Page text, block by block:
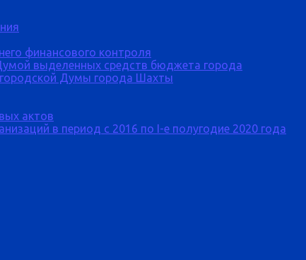
финансового контроля
выделенных средств бюджета города
Думы города Шахты
актов
в период с 2016 по I-е полугодие 2020 года